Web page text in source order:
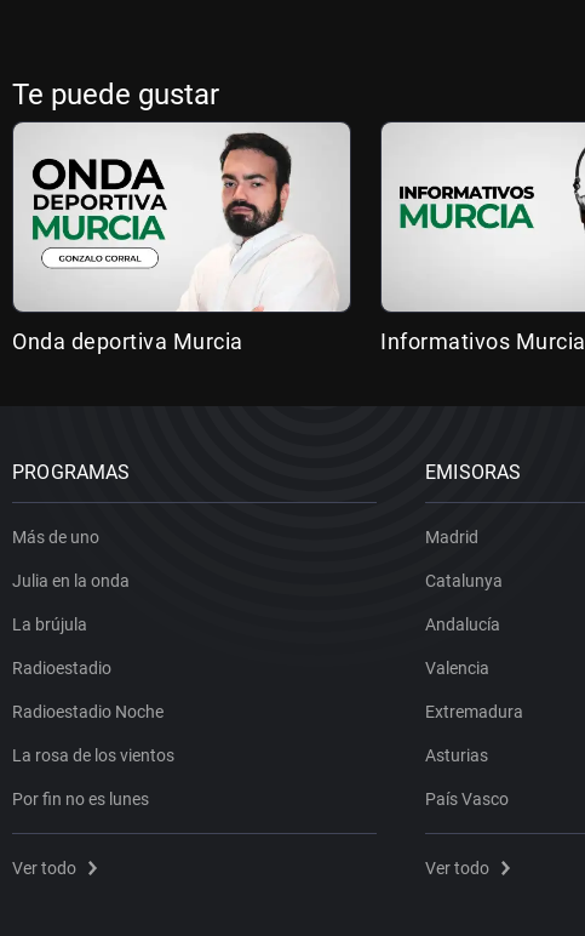
Te puede gustar
Onda deportiva Murcia Informativos Murcia
PROGRAMAS
Más de uno
Julia en la onda
La brújula
Radioestadio
Radioestadio Noche
La rosa de los vientos
Por fin no es lunes
Ver todo
EMISORAS
Madrid
Catalunya
Andalucía
Valencia
Extremadura
Asturias
País Vasco
Ver todo